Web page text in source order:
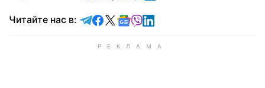
Читайте нас в: Читайте в Telegram
Читайте в Facebook
Читайте в X
Читайте в Google news
Читайте в Viber
Читайте в LinkedIn